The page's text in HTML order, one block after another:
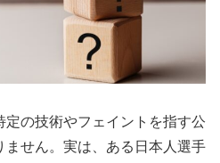
の技術やフェイントを指す公
せん。実は、ある日本人選手